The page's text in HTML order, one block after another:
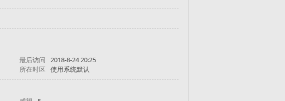
最后访问
2018-8-24 20:25
所在时区 使用系统默认